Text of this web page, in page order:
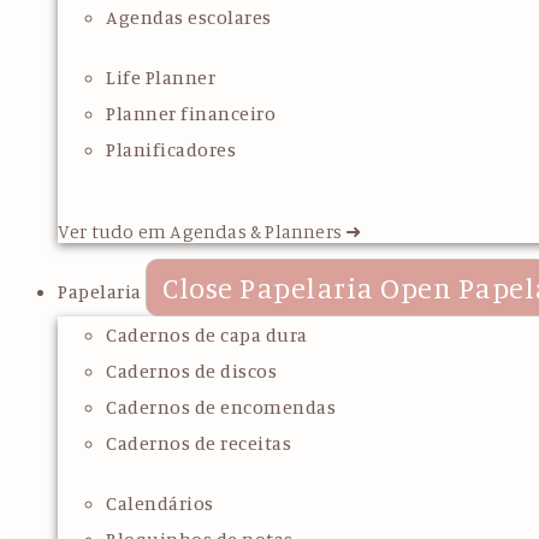
Agendas escolares
Life Planner
Planner financeiro
Planificadores
Ver tudo em Agendas & Planners ➜
Papelaria Close Papelaria Open
Cadernos de capa dura
Cadernos de discos
Cadernos de encomendas
Cadernos de receitas
Calendários